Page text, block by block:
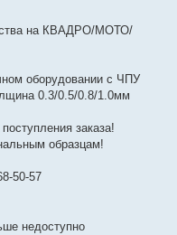
на КВАДРО/МОТО/
оборудовании с ЧПУ
0.3/0.5/0.8/1.0мм
заказа!
образцам!
50-57
недоступно